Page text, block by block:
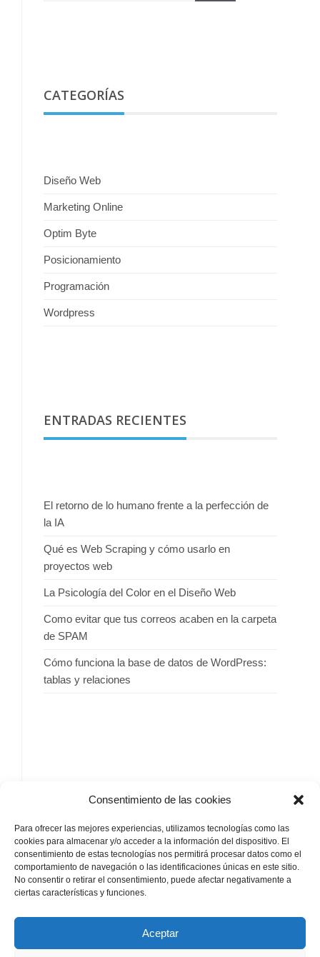
Consentimiento de las cookies
Para ofrecer las mejores experiencias, utilizamos tecnologías como las
cookies para almacenar y/o acceder a la información del dispositivo. El
consentimiento de estas tecnologías nos permitirá procesar datos como el
comportamiento de navegación o las identificaciones únicas en este sitio.
No consentir o retirar el consentimiento, puede afectar negativamente a
ciertas características y funciones.
Aceptar
CATEGORÍAS
Diseño Web
Marketing Online
Optim Byte
Posicionamiento
Programación
Wordpress
ENTRADAS RECIENTES
El retorno de lo humano frente a la perfección de
la IA
Qué es Web Scraping y cómo usarlo en
proyectos web
La Psicología del Color en el Diseño Web
Como evitar que tus correos acaben en la carpeta
de SPAM
Cómo funciona la base de datos de WordPress:
tablas y relaciones